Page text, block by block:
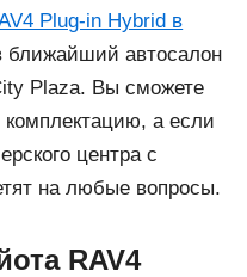
Plug-in Hybrid в
автосалон
Plaza. Вы сможете
а если
центра с
на любые вопросы.
RAV4